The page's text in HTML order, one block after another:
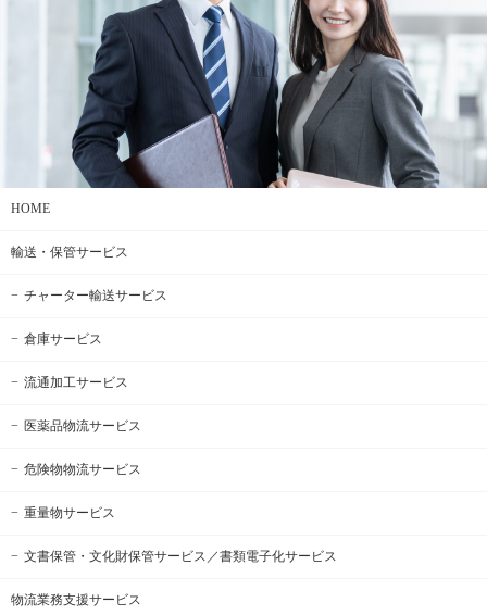
HOME
輸送・保管サービス
チャーター輸送サービス
倉庫サービス
流通加工サービス
医薬品物流サービス
危険物物流サービス
重量物サービス
文書保管・文化財保管サービス ／書類電子化サービス
物流業務支援サービス